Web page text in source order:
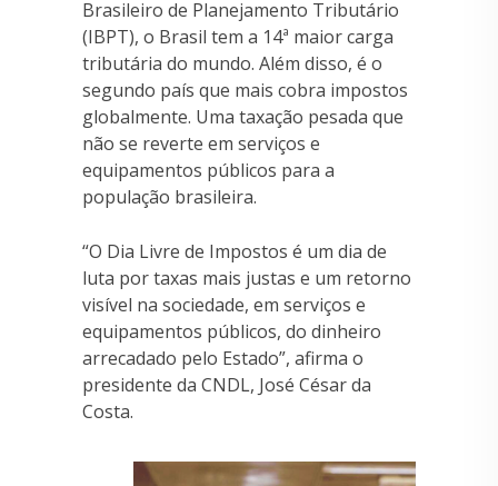
Brasileiro de Planejamento Tributário
(IBPT), o Brasil tem a 14ª maior carga
tributária do mundo. Além disso, é o
segundo país que mais cobra impostos
globalmente. Uma taxação pesada que
não se reverte em serviços e
equipamentos públicos para a
população brasileira.
“O Dia Livre de Impostos é um dia de
luta por taxas mais justas e um retorno
visível na sociedade, em serviços e
equipamentos públicos, do dinheiro
arrecadado pelo Estado”, afirma o
presidente da CNDL, José César da
Costa.